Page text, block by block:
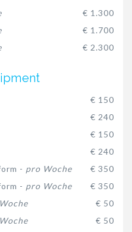
€ 1.300
€ 1.700
€ 2.300
€ 150
€ 240
€ 150
€ 240
- pro Woche
€ 350
- pro Woche
€ 350
€ 50
€ 50